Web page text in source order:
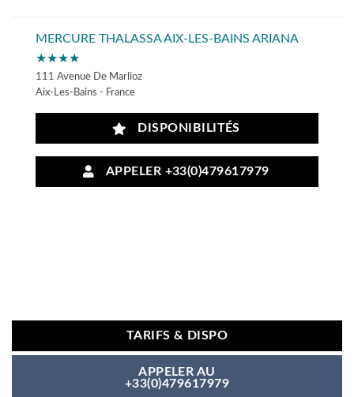
MERCURE THALASSA AIX-LES-BAINS ARIANA
★★★★
111 Avenue De Marlioz
Aix-Les-Bains - France
DISPONIBILITÉS
APPELER +33(0)479617979
TARIFS & DISPO
APPELER AU
+33(0)479617979